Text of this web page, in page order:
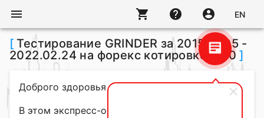
menu shopping_cart help account_circle EN
[ Тестирование GRINDER за 2015.01.05 -
2022.02.24 на форекс котировке M30 ]
Доброго здоровья уважаемые трейдеры!
В этом экспресс-обзоре сегодня разъясним